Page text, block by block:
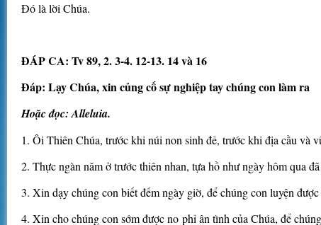
Ðó là lời Chúa.
ÐÁP CA: Tv 89, 2. 3-4. 12-13. 14 và 16
Ðáp: Lạy Chúa, xin củng cố sự nghiệp tay chúng con làm ra
Hoặc đọc: Alleluia.
1. Ôi Thiên Chúa, trước khi núi non sinh đẻ, trước khi địa cầu và
2. Thực ngàn năm ở trước thiên nhan, tựa hồ như ngày hôm qua
3. Xin dạy chúng con biết đếm ngày giờ, để chúng con luyện
4. Xin cho chúng con sớm được no phỉ ân tình của Chúa, để